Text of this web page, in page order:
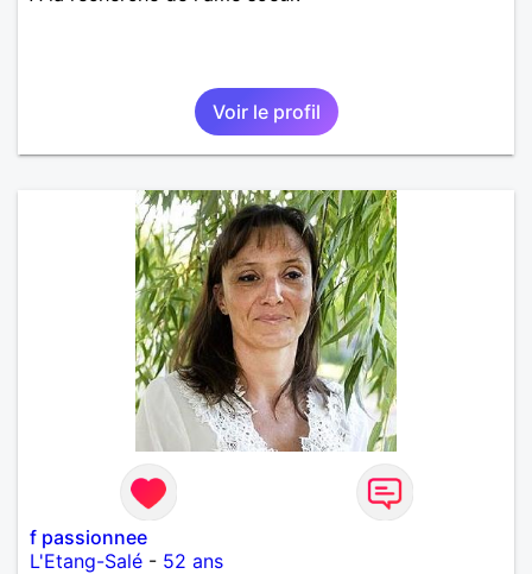
Voir le profil
f passionnee
L'Etang-Salé - 52 ans